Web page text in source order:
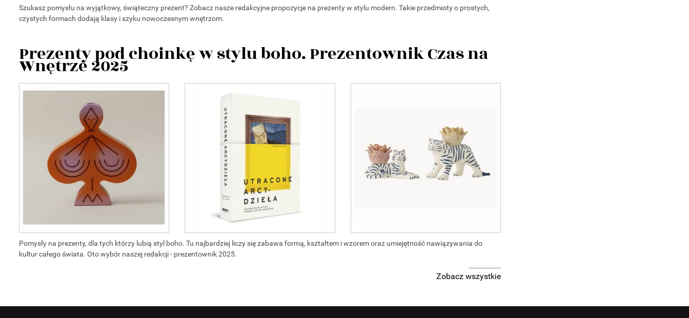
Szukasz pomysłu na wyjątkowy, świąteczny prezent? Zobacz nasze redakcyjne propozycje na prezenty w stylu modern. Takie przedmioty o prostych,
czystych formach dodają klasy i szyku nowoczesnym wnętrzom.
Prezenty pod choinkę w stylu boho. Prezentownik Czas na
Wnętrze 2025
Pomysły na prezenty, dla tych którzy lubią styl boho. Tu najbardziej liczy się zabawa formą, kształtem i wzorem oraz umiejętność nawiązywania do
kultur całego świata. Oto wybór naszej redakcji - prezentownik 2025.
Zobacz wszystkie